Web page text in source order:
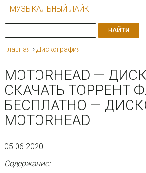
МУЗЫКАЛЬНЫЙ ЛАЙК
НАЙТИ
Главная › Дискография
MOTORHEAD —
СКАЧАТЬ ТОРРЕНТ
БЕСПЛАТНО —
MOTORHEAD
05.06.2020
Содержание: